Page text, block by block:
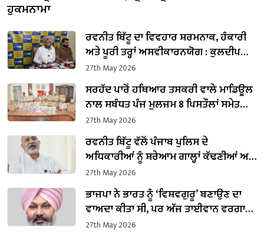
ਹੁਕਮਨਾਮਾ
ਰਵਨੀਤ ਬਿੱਟੂ ਦਾ ਵਿਵਹਾਰ ਸ਼ਰਮਨਾਕ, ਹੰਕਾਰੀ
ਅਤੇ ਪੂਰੀ ਤਰ੍ਹਾਂ ਅਸਵੀਕਾਰਨਯੋਗ : ਕੁਲਦੀਪ
ਸਿੰਘ ਧਾਲੀਵਾਲ
27th May 2026
ਸਰਹੱਦ ਪਾਰੋਂ ਹਥਿਆਰ ਤਸਕਰੀ ਵਾਲੇ ਮਾਡਿਊਲ
ਨਾਲ ਸਬੰਧਤ ਪੰਜ ਮੁਲਜ਼ਮ 8 ਪਿਸਤੌਲਾਂ ਸਮੇਤ
ਗ੍ਰਿਫ਼ਤਾਰ
27th May 2026
ਰਵਨੀਤ ਬਿੱਟੂ ਵੱਲੋਂ ਪੰਜਾਬ ਪੁਲਿਸ ਦੇ
ਅਧਿਕਾਰੀਆਂ ਨੂੰ ਸ਼ਰੇਆਮ ਗਾਲ੍ਹਾਂ ਕੱਢਣੀਆਂ ਅਤੇ
ਇੱਕ ਮਹਿਲਾ ਐਸਐਸਪੀ ਨੂੰ ਧਮਕਾਉਣਾ ਬੇਹੱਦ
ਨਿੰਦਣਯੋਗ : ਬਲਤੇਜ ਪੰਨੂ
27th May 2026
ਭਾਜਪਾ ਨੇ ਭਾਰਤ ਨੂੰ ‘ਵਿਸ਼ਵਗੁਰੂ’ ਬਣਾਉਣ ਦਾ
ਵਾਅਦਾ ਕੀਤਾ ਸੀ, ਪਰ ਅੱਜ ਤਾਈਵਾਨ ਵਰਗਾ
ਛੋਟਾ ਜਿਹਾ ਦੇਸ਼ ਨੂੰ ਪਿੱਛੇ ਛੱਡ ਗਿਆ ਹੈ : ਚੀਮਾ
27th May 2026